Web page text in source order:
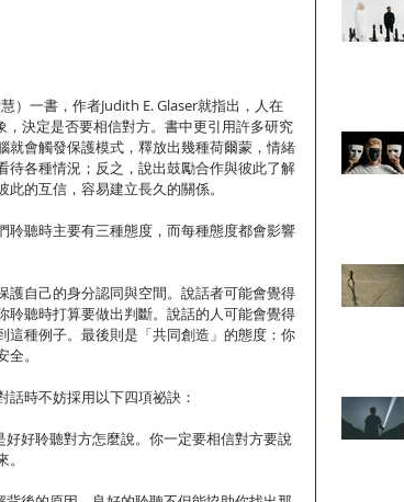
）一書，作者Judith E. Glaser就指出，人在
決定是否要相信對方。書中更引用許多研究
會觸發保護模式，釋放出幾種荷爾蒙，情緒
各種情況；反之，說出鼓勵合作與彼此了解
的互信，容易建立長久的關係。
聆聽時主要有三種態度，而每種態度都會影響
自己的身分認同與空間。說話者可能會覺得
聽時打算要做出判斷。說話的人可能會覺得
種例子。最後則是「共同創造」的態度：你
。
時不妨採用以下四項祕訣：
好聆聽對方怎麼說。你一定要相信對方要說